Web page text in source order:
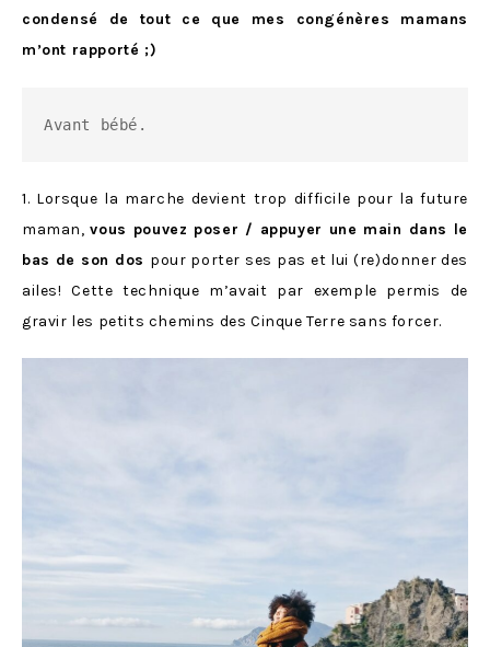
condensé de tout ce que mes congénères mamans
m’ont rapporté ;)
Avant bébé.
1. Lorsque la marche devient trop difficile pour la future
maman,vous pouvez poser / appuyer une main dans le
bas de son dos pour porter ses pas et lui (re)donner des
ailes! Cette technique m’avait par exemple permis de
gravir les petits chemins des Cinque Terre sans forcer.